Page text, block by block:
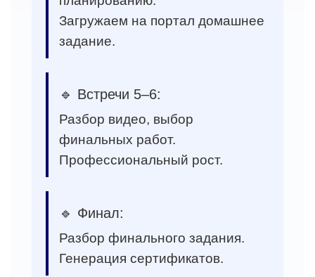
Загружаем на портал домашнее
задание.
🔹 Встречи 5–6:
Разбор видео, выбор
финальных работ.
Профессиональный рост.
🔹 Финал:
Разбор финального задания.
Генерация сертификатов.